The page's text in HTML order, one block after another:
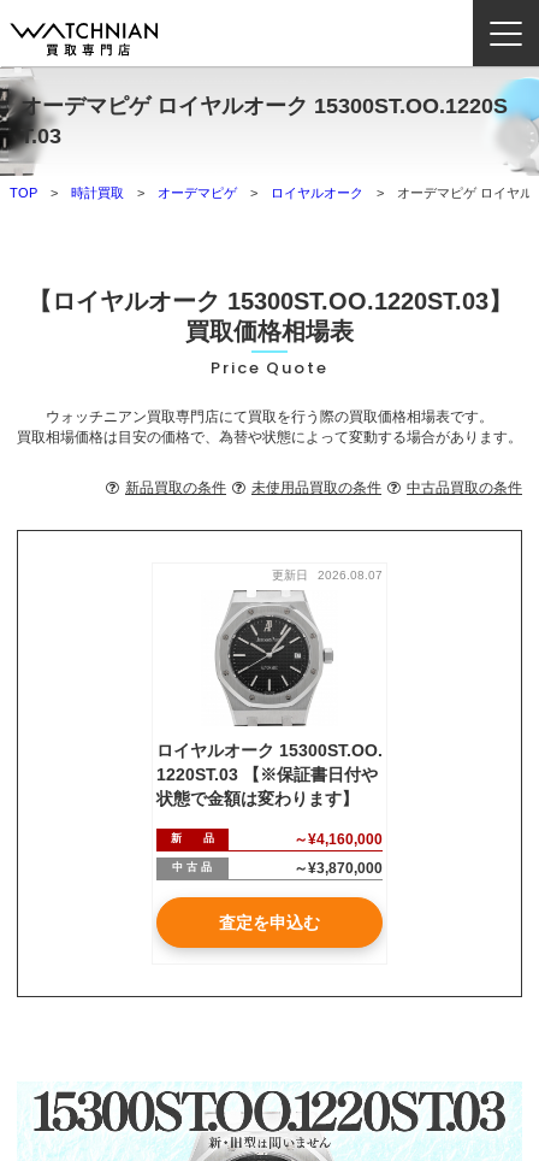
ウォッチニアン買取専門店とは？
よくある質問
店舗一覧
お気軽にご相談ください
0120-954-800
(11:00～20:00年中無休)
24時間受付中！
メール査定はこちらから
オーデマピゲ ロイヤルオーク 15300ST.OO.1220S
T.03
TOP 時計買取 オーデマピゲ ロイヤルオーク オーデマピゲ ロイヤル
【ロイヤルオーク 15300ST.OO.1220ST.03】
買取価格相場表
Price Quote
ウォッチニアン買取専門店にて買取を行う際の買取価格相場表です。
買取相場価格は目安の価格で、為替や状態によって変動する場合があります。
新品買取の条件 未使用品買取の条件 中古品買取の条件
更新日 2026.08.07
ロイヤルオーク 15300ST.OO.
1220ST.03 【※保証書日付や
状態で金額は変わります】
新 品 ～¥4,160,000
中 古 品 ～¥3,870,000
査定を申込む